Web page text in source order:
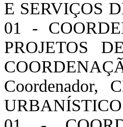
E SERVIÇOS
01 -
PROJETOS
Coordenador,